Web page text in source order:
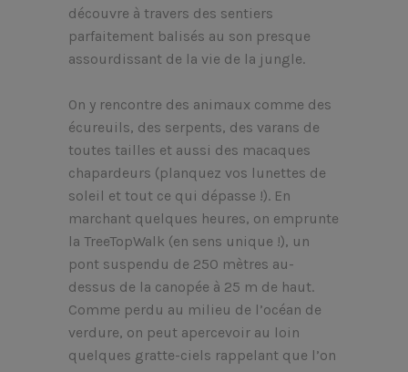
découvre à travers des sentiers
parfaitement balisés au son presque
assourdissant de la vie de la jungle.
On y rencontre des animaux comme des
écureuils, des serpents, des varans de
toutes tailles et aussi des macaques
chapardeurs (planquez vos lunettes de
soleil et tout ce qui dépasse !). En
marchant quelques heures, on emprunte
la TreeTopWalk (en sens unique !), un
pont suspendu de 250 mètres au-
dessus de la canopée à 25 m de haut.
Comme perdu au milieu de l’océan de
verdure, on peut apercevoir au loin
quelques gratte-ciels rappelant que l’on